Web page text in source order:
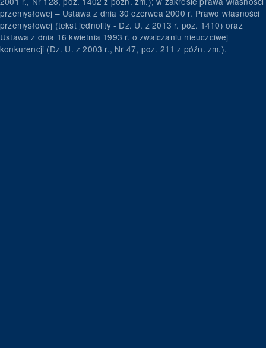
przemysłowej – Ustawa z dnia 30 czerwca 2000 r. Prawo własności
przemysłowej (tekst jednolity - Dz. U. z 2013 r. poz. 1410) oraz
Ustawa z dnia 16 kwietnia 1993 r. o zwalczaniu nieuczciwej
konkurencji (Dz. U. z 2003 r., Nr 47, poz. 211 z późn. zm.).